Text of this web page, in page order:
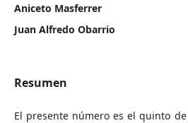
Aniceto Masferrer
Juan Alfredo Obarrio
Resumen
El presente número es el quinto